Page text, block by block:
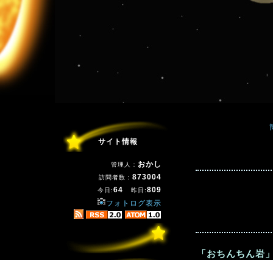
サイト情報
管理人： おかし
訪問者数： 873004
今日:64 昨日:809
フォトログ表示
「おちんちん